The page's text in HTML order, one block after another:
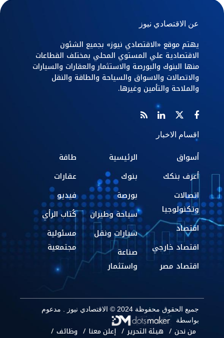
عن الاقتصادي نيوز
يهتم موقع «الاقتصادي نيوز» بجميع الشئون
الاقتصادية علي المستوي المحلي بمختلف القطاعات
منها البنوك والبورصة والاستثمار والعقارات والسيارات
والاتصالات والاسواق والسياحة والطاقة والنقل
والملاحة والتأمين وغيرها.
اقسام الاخبار
أسواق
أعرف بنكك
اتصالات
وتكنولوجيا
اقتصاد
اقتصاد خارجي
اقتصاد مصر
الرئيسية
بنوك
بورصة
سياحة وطيران
سيارات ونقل
صناعة
واستثمار
طاقة
عقارات
فيديو
كُتاب الرأي
مسئولية
مجتمعية
جميع الحقوق محفوظة 2024 © الاقتصادي نيوز . مدعوم
بواسطة
من نحن هيئة التحرير إعلن معنا
وظائف